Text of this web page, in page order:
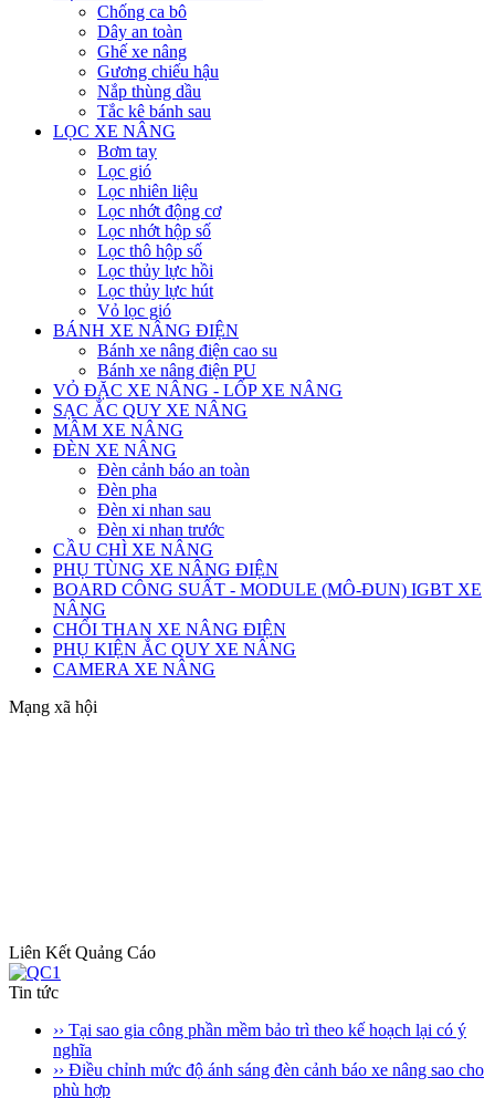
Chống ca bô
Dây an toàn
Ghế xe nâng
Gương chiếu hậu
Nắp thùng dầu
Tắc kê bánh sau
LỌC XE NÂNG
Bơm tay
Lọc gió
Lọc nhiên liệu
Lọc nhớt động cơ
Lọc nhớt hộp số
Lọc thô hộp số
Lọc thủy lực hồi
Lọc thủy lực hút
Vỏ lọc gió
BÁNH XE NÂNG ĐIỆN
Bánh xe nâng điện cao su
Bánh xe nâng điện PU
VỎ ĐẶC XE NÂNG - LỐP XE NÂNG
SẠC ẮC QUY XE NÂNG
MÂM XE NÂNG
ĐÈN XE NÂNG
Đèn cảnh báo an toàn
Đèn pha
Đèn xi nhan sau
Đèn xi nhan trước
CẦU CHÌ XE NÂNG
PHỤ TÙNG XE NÂNG ĐIỆN
BOARD CÔNG SUẤT - MODULE (MÔ-ĐUN) IGBT XE
NÂNG
CHỔI THAN XE NÂNG ĐIỆN
PHỤ KIỆN ẮC QUY XE NÂNG
CAMERA XE NÂNG
Mạng xã hội
Liên Kết Quảng Cáo
Tin tức
›› Tại sao gia công phần mềm bảo trì theo kế hoạch lại có ý
nghĩa
›› Điều chỉnh mức độ ánh sáng đèn cảnh báo xe nâng sao cho
phù hợp